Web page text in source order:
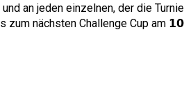
an jeden einzelnen, der die
zum nächsten Challenge Cup am